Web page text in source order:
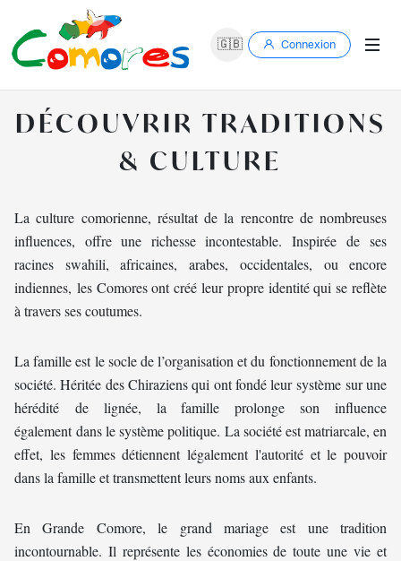
🇬🇧 Connexion
DÉCOUVRIR TRADITIONS
& CULTURE
La culture comorienne, résultat de la rencontre de nombreuses
influences, offre une richesse incontestable. Inspirée de ses
racines swahili, africaines, arabes, occidentales, ou encore
indiennes, les Comores ont créé leur propre identité qui se reflète
à travers ses coutumes.
La famille est le socle de l’organisation et du fonctionnement de la
société. Héritée des Chiraziens qui ont fondé leur système sur une
hérédité de lignée, la famille prolonge son influence
également dans le système politique. La société est matriarcale, en
effet, les femmes détiennent légalement l'autorité et le pouvoir
dans la famille et transmettent leurs noms aux enfants.
En Grande Comore, le grand mariage est une tradition
incontournable. Il représente les économies de toute une vie et